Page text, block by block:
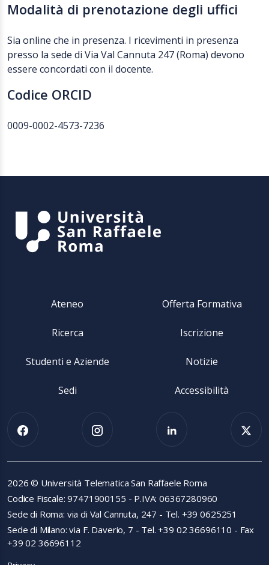
Modalità di prenotazione degli uffici
Sia online che in presenza. I ricevimenti in presenza
presso la sede di Via Val Cannuta 247 (Roma) devono
essere concordati con il docente.
Codice ORCID
0009-0002-4573-7236
Ateneo Offerta Formativa
Ricerca Iscrizione
Studenti e Aziende Notizie
Sedi Accessibilità
2026 © Università Telematica San Raffaele Roma
Codice Fiscale: 97471900155 - P.IVA: 06367280960
Sede di Roma: via di Val Cannuta, 247 - Tel. +39 0625251
Sede di Milano: via F. Daverio, 7 - Tel. +39 02 36696110 - Fax
+39 02 36696112